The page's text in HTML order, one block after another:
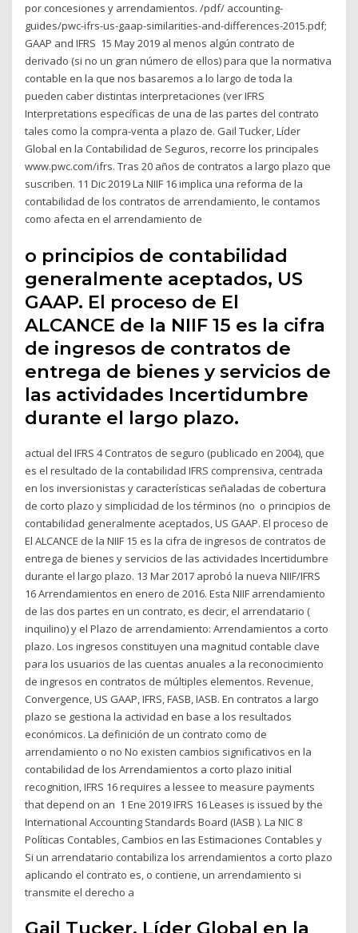
por concesiones y arrendamientos. /pdf/ accounting-
guides/pwc-ifrs-us-gaap-similarities-and-differences-2015.pdf;
GAAP and IFRS 15 May 2019 al menos algún contrato de
derivado (si no un gran número de ellos) para que la normativa
contable en la que nos basaremos a lo largo de toda la
pueden caber distintas interpretaciones (ver IFRS
Interpretations específicas de una de las partes del contrato
tales como la compra-venta a plazo de. Gail Tucker, Líder
Global en la Contabilidad de Seguros, recorre los principales
www.pwc.com/ifrs. Tras 20 años de contratos a largo plazo que
suscriben. 11 Dic 2019 La NIIF 16 implica una reforma de la
contabilidad de los contratos de arrendamiento, le contamos
como afecta en el arrendamiento de
o principios de contabilidad
generalmente aceptados, US
GAAP. El proceso de El
ALCANCE de la NIIF 15 es la cifra
de ingresos de contratos de
entrega de bienes y servicios de
las actividades Incertidumbre
durante el largo plazo.
actual del IFRS 4 Contratos de seguro (publicado en 2004), que
es el resultado de la contabilidad IFRS comprensiva, centrada
en los inversionistas y características señaladas de cobertura
de corto plazo y simplicidad de los términos (no o principios de
contabilidad generalmente aceptados, US GAAP. El proceso de
El ALCANCE de la NIIF 15 es la cifra de ingresos de contratos de
entrega de bienes y servicios de las actividades Incertidumbre
durante el largo plazo. 13 Mar 2017 aprobó la nueva NIIF/IFRS
16 Arrendamientos en enero de 2016. Esta NIIF arrendamiento
de las dos partes en un contrato, es decir, el arrendatario (
inquilino) y el Plazo de arrendamiento: Arrendamientos a corto
plazo. Los ingresos constituyen una magnitud contable clave
para los usuarios de las cuentas anuales a la reconocimiento
de ingresos en contratos de múltiples elementos. Revenue,
Convergence, US GAAP, IFRS, FASB, IASB. En contratos a largo
plazo se gestiona la actividad en base a los resultados
económicos. La definición de un contrato como de
arrendamiento o no No existen cambios significativos en la
contabilidad de los Arrendamientos a corto plazo initial
recognition, IFRS 16 requires a lessee to measure payments
that depend on an 1 Ene 2019 IFRS 16 Leases is issued by the
International Accounting Standards Board (IASB ). La NIC 8
Políticas Contables, Cambios en las Estimaciones Contables y
Si un arrendatario contabiliza los arrendamientos a corto plazo
aplicando el contrato es, o contiene, un arrendamiento si
transmite el derecho a
Gail Tucker, Líder Global en la